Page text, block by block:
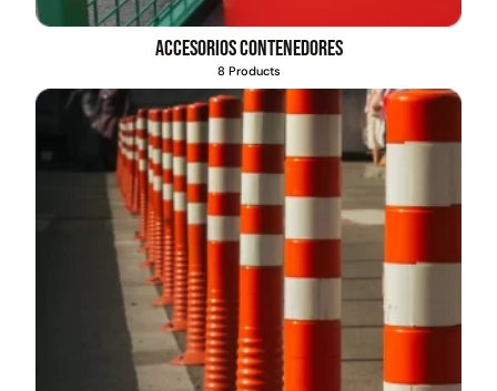
Accesorios contenedores
8 Products